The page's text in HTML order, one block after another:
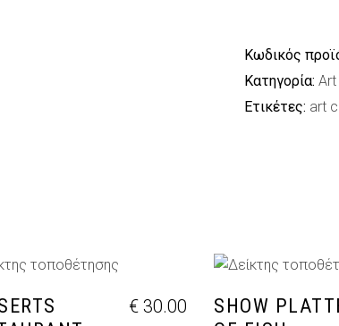
Κωδικός
Κατηγορία: Art
Ετικέτες: art
ΣΤΟ ΚΑΛΆΘΙ
€30.00
ΠΡΟΣΘΉΚΗ
SHOW